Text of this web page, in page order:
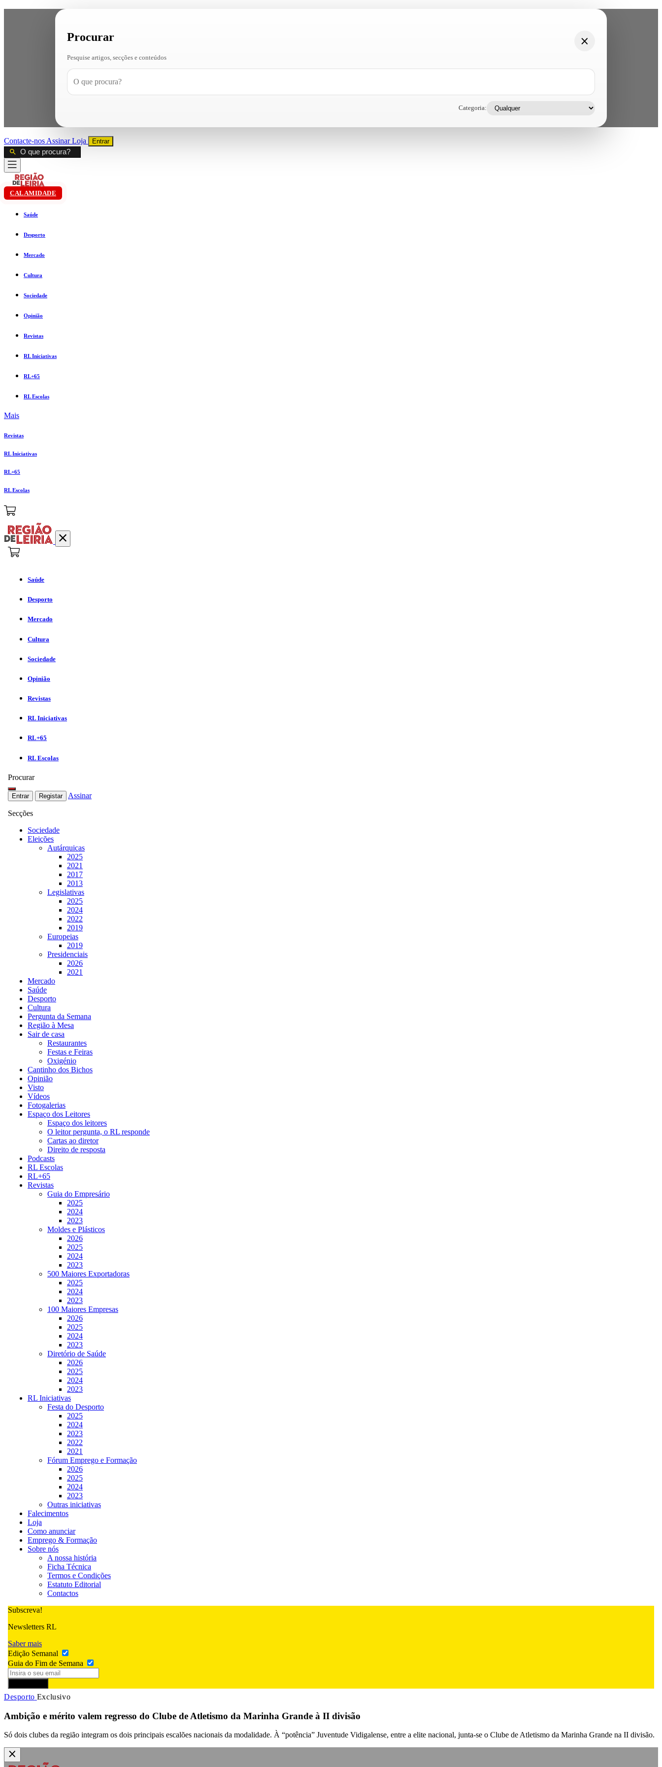
Procurar
Pesquise artigos, secções e conteúdos
Categoria:
Contacte-nos AssinarLoja Entrar
CALAMIDADE
Saúde
Desporto
Mercado
Cultura
Sociedade
Opinião
Revistas
RL Iniciativas
RL+65
RL Escolas
Mais
Revistas
RL Iniciativas
RL+65
RL Escolas
Saúde
Desporto
Mercado
Cultura
Sociedade
Opinião
Revistas
RL Iniciativas
RL+65
RL Escolas
Procurar
Entrar Registar Assinar
Secções
Sociedade
Eleições
Autárquicas
2025
2021
2017
2013
Legislativas
2025
2024
2022
2019
Europeias
2019
Presidenciais
2026
2021
Mercado
Saúde
Desporto
Cultura
Pergunta da Semana
Região à Mesa
Sair de casa
Restaurantes
Festas e Feiras
Oxigénio
Cantinho dos Bichos
Opinião
Visto
Vídeos
Fotogalerias
Espaço dos Leitores
Espaço dos leitores
O leitor pergunta, o RL responde
Cartas ao diretor
Direito de resposta
Podcasts
RL Escolas
RL+65
Revistas
Guia do Empresário
2025
2024
2023
Moldes e Plásticos
2026
2025
2024
2023
500 Maiores Exportadoras
2025
2024
2023
100 Maiores Empresas
2026
2025
2024
2023
Diretório de Saúde
2026
2025
2024
2023
RL Iniciativas
Festa do Desporto
2025
2024
2023
2022
2021
Fórum Emprego e Formação
2026
2025
2024
2023
Outras iniciativas
Falecimentos
Loja
Como anunciar
Emprego & Formação
Sobre nós
A nossa história
Ficha Técnica
Termos e Condições
Estatuto Editorial
Contactos
Subscreva!
Newsletters RL
Saber mais
Edição Semanal
Guia do Fim de Semana
Desporto Exclusivo
Ambição e mérito valem regresso do Clube de Atletismo da Marinha Grande à II divisão
Só dois clubes da região integram os dois principais escalões nacionais da modalidade. À “potência” Juventude Vidigalense, entre a elite nacional, junta-se o Clube de Atletismo da Marinha Grande na II divisão.